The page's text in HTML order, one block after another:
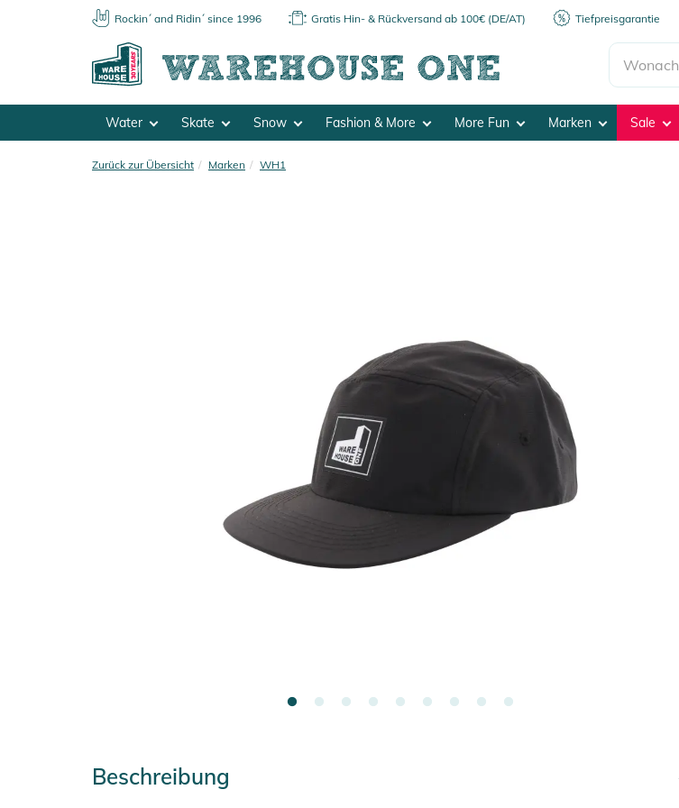
Rockin´ and Ridin´ since 1996 Gratis Hin- & Rückversand ab 100€ (DE/AT) Tiefpreisgarantie
Water Skate Snow Fashion & More More Fun Marken Sale
Zurück zur Übersicht Marken WH1
Beschreibung